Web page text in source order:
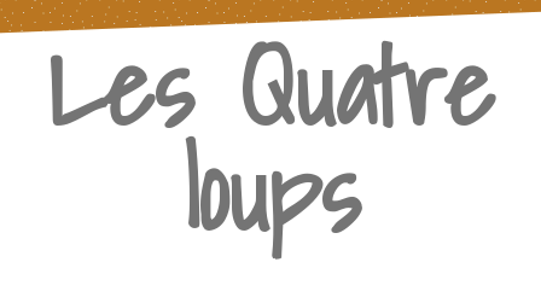
Les Quatre
loups